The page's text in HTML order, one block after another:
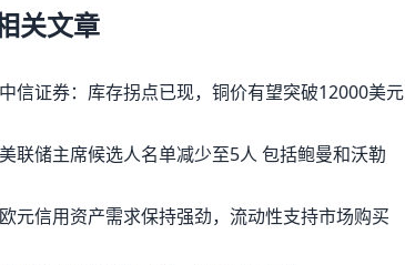
关文章
中信证券：库存拐点已现，铜价有望突破12000美元
美联储主席候选人名单减少至5人 包括鲍曼和沃勒
欧元信用资产需求保持强劲，流动性支持市场购买